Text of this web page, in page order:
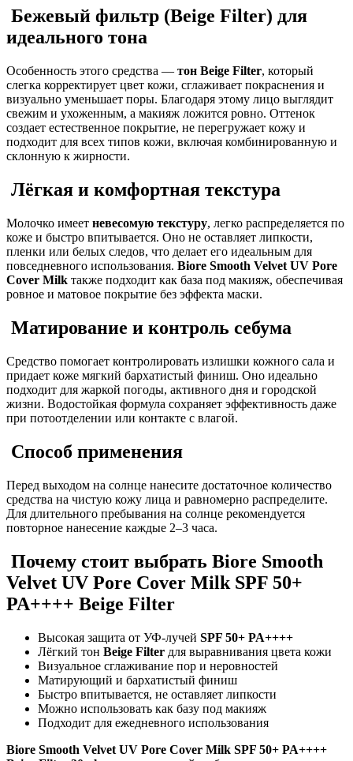
Бежевый фильтр (Beige Filter) для
идеального тона
Особенность этого средства — тон Beige Filter, который
слегка корректирует цвет кожи, сглаживает покраснения и
визуально уменьшает поры. Благодаря этому лицо выглядит
свежим и ухоженным, а макияж ложится ровно. Оттенок
создает естественное покрытие, не перегружает кожу и
подходит для всех типов кожи, включая комбинированную и
склонную к жирности.
Лёгкая и комфортная текстура
Молочко имеет невесомую текстуру, легко распределяется по
коже и быстро впитывается. Оно не оставляет липкости,
пленки или белых следов, что делает его идеальным для
повседневного использования. Biore Smooth Velvet UV Pore
Cover Milk также подходит как база под макияж, обеспечивая
ровное и матовое покрытие без эффекта маски.
Матирование и контроль себума
Средство помогает контролировать излишки кожного сала и
придает коже мягкий бархатистый финиш. Оно идеально
подходит для жаркой погоды, активного дня и городской
жизни. Водостойкая формула сохраняет эффективность даже
при потоотделении или контакте с влагой.
Способ применения
Перед выходом на солнце нанесите достаточное количество
средства на чистую кожу лица и равномерно распределите.
Для длительного пребывания на солнце рекомендуется
повторное нанесение каждые 2–3 часа.
Почему стоит выбрать Biore Smooth
Velvet UV Pore Cover Milk SPF 50+
PA++++ Beige Filter
Высокая защита от УФ-лучей SPF 50+ PA++++
Лёгкий тон Beige Filter для выравнивания цвета кожи
Визуальное сглаживание пор и неровностей
Матирующий и бархатистый финиш
Быстро впитывается, не оставляет липкости
Можно использовать как базу под макияж
Подходит для ежедневного использования
Biore Smooth Velvet UV Pore Cover Milk SPF 50+ PA++++